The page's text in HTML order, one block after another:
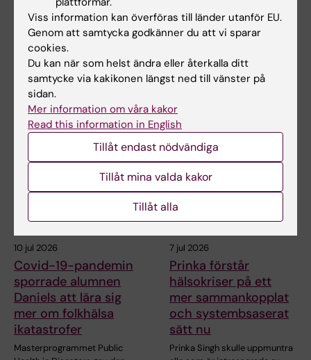
Madeleine Huss 2023-03-17
Dela
Relaterade artiklar
10 jul 2026
Covid-19-pandemin
sporrade alumnen
Daniels att lära sig
mer om folkhälsa
ikatastrofer
Masterprogrammet Public
7 jul 2026
Prinka förstår
hälsokriser på ett
mer sammankopplat
och systembsaserat
sätt nu
Prinka Singh skulle uppmuntra
Viss information kan överföras till länder utanför EU.
Genom att samtycka godkänner du att vi sparar
cookies.
Du kan när som helst ändra eller återkalla ditt
samtycke via kakikonen längst ned till vänster på
sidan.
Mer information om våra kakor
Read this information in English
Tillåt endast nödvändiga
Tillåt mina valda kakor
Tillåt alla